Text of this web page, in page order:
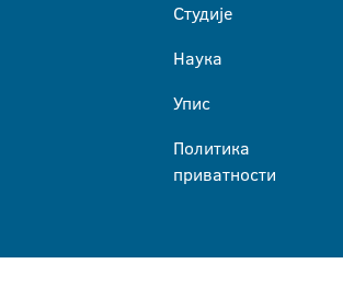
Студије
Наука
Упис
Политика
приватности